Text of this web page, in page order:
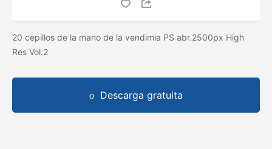
20 cepillos de la mano de la vendimia PS abr.2500px High
Res Vol.2
Descarga gratuita